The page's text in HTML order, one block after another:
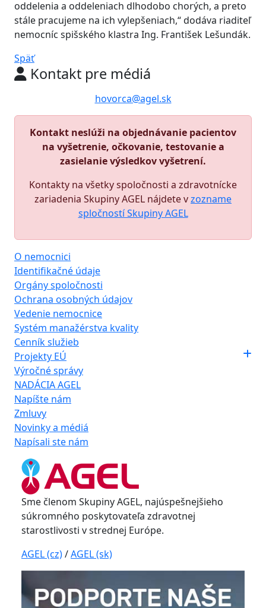
oddelenia a oddeleniach dlhodobo chorých, a preto
stále pracujeme na ich vylepšeniach,“ dodáva riaditeľ
nemocníc spišského klastra Ing. František Lešundák.
Späť
Kontakt pre médiá
hovorca@agel.sk
Kontakt neslúži na objednávanie pacientov
na vyšetrenie, očkovanie, testovanie a
zasielanie výsledkov vyšetrení.
Kontakty na všetky spoločnosti a zdravotnícke
zariadenia Skupiny AGEL nájdete vzozname
spločností Skupiny AGEL
O nemocnici
Identifikačné údaje
Orgány spoločnosti
Ochrana osobných údajov
Vedenie nemocnice
Systém manažérstva kvality
Cenník služieb
Projekty EÚ
Výročné správy
NADÁCIA AGEL
Napíšte nám
Zmluvy
Novinky a médiá
Napísali ste nám
Sme členom Skupiny AGEL, najúspešnejšieho
súkromného poskytovateľa zdravotnej
starostlivosti v strednej Európe.
AGEL (cz)/AGEL (sk)